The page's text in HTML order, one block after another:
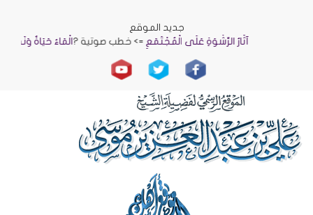
جديد الموقع
الْمَاءُ حَيَاةٌ وَنَمَاءٌ=> آثَارُ الرِّشْوَةِ عَلَى الْمُجْتَمَعِ=> خطب صوتية ?